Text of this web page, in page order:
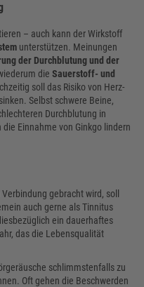
– auch kann der Wirkstoff
unterstützen. Meinungen
der Durchblutung und der
die Sauerstoff- und
soll das Risiko von Herz-
Selbst schwere Beine,
Durchblutung in
Einnahme von Ginkgo lindern
gebracht wird, soll
auch gerne als Tinnitus
ein dauerhaftes
das die Lebensqualität
schlimmstenfalls zu
Oft gehen die Beschwerden